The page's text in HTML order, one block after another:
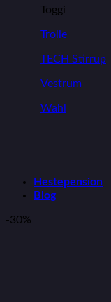
Toggi
Trolle
TECH Stirrup
Vestrum
Wahl
Hestepension
Blog
-30%